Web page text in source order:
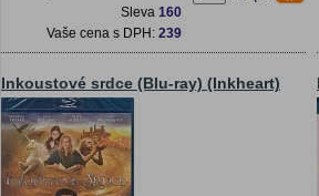
Sleva 160
Vaše cena s DPH: 239
Inkoustové srdce (Blu-ray) (Inkheart)